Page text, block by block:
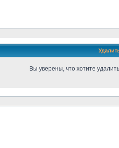
Вы уверены, что хотите